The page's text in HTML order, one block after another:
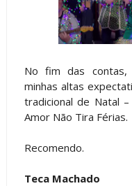
No fim das
minhas altas
tradicional de Natal
Amor Não Tira Férias.
Recomendo.
Teca Machado